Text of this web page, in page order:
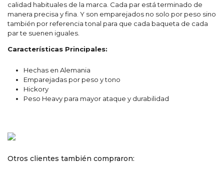
calidad habituales de la marca. Cada par está terminado de
manera precisa y fina. Y son emparejados no solo por peso sino
también por referencia tonal para que cada baqueta de cada
par te suenen iguales.
Características Principales:
Hechas en Alemania
Emparejadas por peso y tono
Hickory
Peso Heavy para mayor ataque y durabilidad
Otros clientes también compraron: